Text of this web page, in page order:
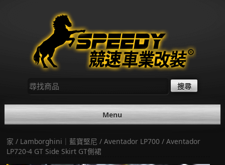
尋
找：
Menu
家 / Lamborghini｜藍寶堅尼 / Aventador LP700 / Aventador
LP720-4 GT Side Skirt GT側裙